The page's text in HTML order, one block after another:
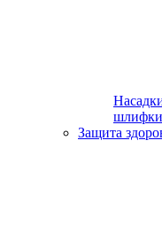
шлифки
Защита